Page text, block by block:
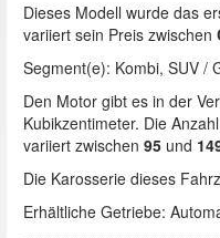
Dieses Modell wurde das
variiert sein Preis zwischen
Segment(e): Kombi, SUV /
Den Motor gibt es in der
Kubikzentimeter. Die
variiert zwischen 95 und
Die Karosserie dieses
Erhältliche Getriebe: